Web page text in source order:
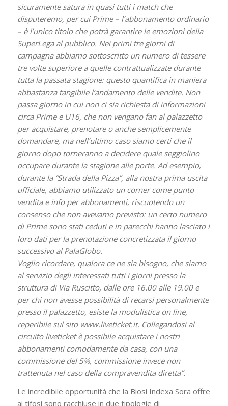
sicuramente satura in quasi tutti i match che
disputeremo, per cui Prime – l’abbonamento ordinario
– è l’unico titolo che potrà garantire le emozioni della
SuperLega al pubblico. Nei primi tre giorni di
campagna abbiamo sottoscritto un numero di tessere
tre volte superiore a quelle contrattualizzate durante
tutta la passata stagione: questo quantifica in maniera
abbastanza tangibile l’andamento delle vendite. Non
passa giorno in cui non ci sia richiesta di informazioni
circa Prime e U16, che non vengano fan al palazzetto
per acquistare, prenotare o anche semplicemente
domandare, ma nell’ultimo caso siamo certi che il
giorno dopo torneranno a decidere quale seggiolino
occupare durante la stagione alle porte. Ad esempio,
durante la “Strada della Pizza”, alla nostra prima uscita
ufficiale, abbiamo utilizzato un corner come punto
vendita e info per abbonamenti, riscuotendo un
consenso che non avevamo previsto: un certo numero
di Prime sono stati ceduti e in parecchi hanno lasciato i
loro dati per la prenotazione concretizzata il giorno
successivo al PalaGlobo.
Voglio ricordare, qualora ce ne sia bisogno, che siamo
al servizio degli interessati tutti i giorni presso la
struttura di Via Ruscitto, dalle ore 16.00 alle 19.00 e
per chi non avesse possibilità di recarsi personalmente
presso il palazzetto, esiste la modulistica on line,
reperibile sul sito www.liveticket.it. Collegandosi al
circuito liveticket è possibile acquistare i nostri
abbonamenti comodamente da casa, con una
commissione del 5%, commissione invece non
trattenuta nel caso della compravendita diretta”.
Le incredibile opportunità che la Biosì Indexa Sora offre
ai tifosi sono racchiuse in due tipologie di